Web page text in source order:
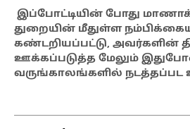
இப்போட்டியின் போது
துறையின் மீதுள்ள
கண்டறியப்பட்டு, அவர்களின்
ஊக்கப்படுத்த மேலும்
வருங்காலங்களில் நடத்தப்பட